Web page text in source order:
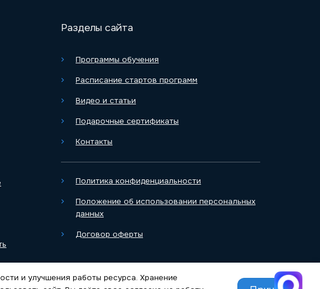
Разделы сайта
Программы обучения
Расписание стартов программ
Видео и статьи
Подарочные сертификаты
Контакты
Политика конфиденциальности
Положение об использовании персональных
данных
Договор оферты
и улучшения работы ресурса. Хранение